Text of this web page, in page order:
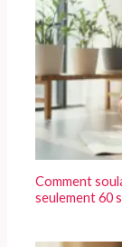
Comment
seulement 60